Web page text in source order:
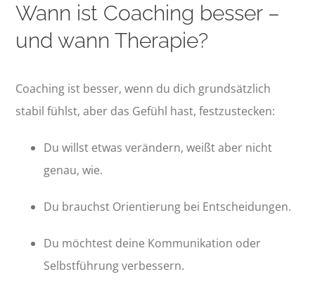
Wann ist Coaching besser –
und wann Therapie?
Coaching ist besser, wenn du dich grundsätzlich
stabil fühlst, aber das Gefühl hast, festzustecken:
Du willst etwas verändern, weißt aber nicht
genau, wie.
Du brauchst Orientierung bei Entscheidungen.
Du möchtest deine Kommunikation oder
Selbstführung verbessern.